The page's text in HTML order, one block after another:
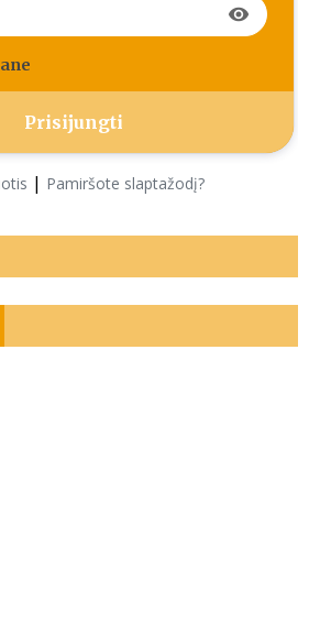
visibility
| Pamiršote slaptažodį?